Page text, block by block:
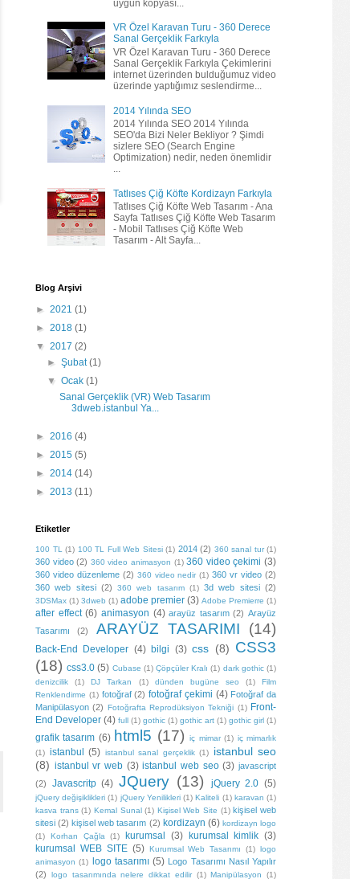
uygun kopyası...
VR Özel Karavan Turu - 360 Derece
Sanal Gerçeklik Farkıyla
VR Özel Karavan Turu - 360 Derece
Sanal Gerçeklik Farkıyla Çekimlerini
internet üzerinden bulduğumuz video
üzerinde yaptığımız seslendirme...
2014 Yılında SEO
2014 Yılında SEO 2014 Yılında
SEO'da Bizi Neler Bekliyor ? Şimdi
sizlere SEO (Search Engine
Optimization) nedir, neden önemlidir
...
Tatlıses Çiğ Köfte Kordizayn Farkıyla
Tatlıses Çiğ Köfte Web Tasarım - Ana
Sayfa Tatlıses Çiğ Köfte Web Tasarım
- Mobil Tatlıses Çiğ Köfte Web
Tasarım - Alt Sayfa...
Blog Arşivi
► 2021 (1)
► 2018 (1)
▼ 2017 (2)
►Şubat(1)
▼Ocak(1)
Sanal Gerçeklik (VR) Web Tasarım
3dweb.istanbul Ya...
► 2016 (4)
► 2015 (5)
► 2014 (14)
► 2013 (11)
Etiketler
100 TL (1) 100 TL Full Web Sitesi (1) 2014 (2) 360 sanal tur (1)
360 video (2) 360 video animasyon (1) 360 video çekimi (3)
360 video düzenleme (2) 360 video nedir (1) 360 vr video (2)
360 web sitesi (2) 360 web tasarım (1) 3d web sitesi (2)
3DSMax (1) 3dweb (1) adobe premier (3) Adobe Premierre (1)
after effect (6) animasyon (4) arayüz tasarım (2) Arayüz
Tasarımı
(2) ARAYÜZ TASARIMI (14)
Back-End Developer (4) bilgi (3) css (8) CSS3
(18) css3.0 (5) Cubase (1) Çöpçüler Kralı (1) dark gothic (1)
denizcilik
(1) DJ Tarkan (1) dünden bugüne seo (1)
Film
Renklendirme (1) fotoğraf (2) fotoğraf çekimi (4) Fotoğraf da
Manipülasyon (2) Fotoğrafta Reprodüksiyon Tekniği (1) Front-
End Developer (4) full (1) gothic (1) gothic art (1) gothic girl (1)
grafik tasarım (6) html5 (17) iç mimar (1) iç mimarlık
(1) istanbul (5) istanbul sanal gerçeklik (1)
istanbul seo
(8) istanbul vr web (3) istanbul web seo (3) javascript
(2)
Javascritp (4) JQuery (13) jQuery 2.0 (5)
jQuery değişiklikleri (1) jQuery Yenilikleri (1) Kaliteli (1) karavan (1)
kasva trans (1) Kemal Sunal (1) Kişisel Web Site (1) kişisel web
sitesi (2) kişisel web tasarım (2) kordizayn (6) kordizayn logo
(1)
Korhan Çağla (1) kurumsal (3) kurumsal kimlik (3)
kurumsal WEB SITE (5) Kurumsal Web Tasarımı (1) logo
animasyon (1) logo tasarımı (5) Logo Tasarımı Nasıl Yapılır
(2)
logo tasarımında nelere dikkat edilir (1) Manipülasyon (1)